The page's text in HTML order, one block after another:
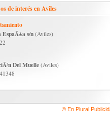
de interés en Aviles
EspaÃ±a s/n(Aviles)
Del Muelle(Aviles)
© En Plural